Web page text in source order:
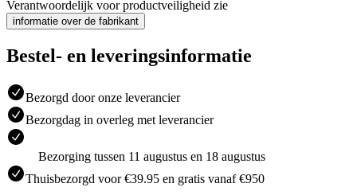
Verantwoordelijk voor productveiligheid zie
informatie over de fabrikant
Bestel- en leveringsinformatie
Bezorgd door onze leverancier
Bezorgdag in overleg met leverancier
Bezorging tussen 11 augustus en 18 augustus
Thuisbezorgd voor €39.95 en gratis vanaf €950